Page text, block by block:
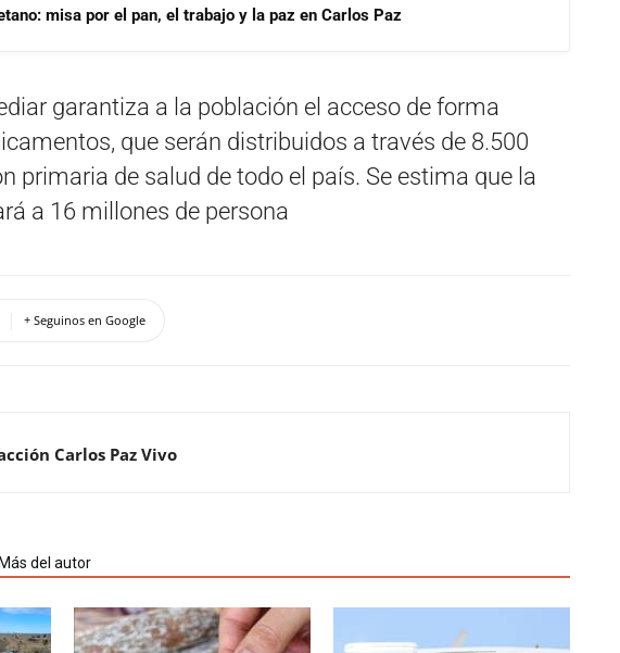
misa por el pan, el trabajo y la paz en Carlos Paz
garantiza a la población el acceso de forma
que serán distribuidos a través de 8.500
primaria de salud de todo el país. Se estima que la
a 16 millones de persona
+ Seguinos en Google
Carlos Paz Vivo
Más del autor